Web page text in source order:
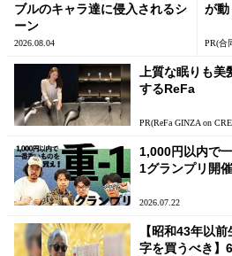
ブルのキャラ達に侵入されるシ
ーン
2026.08.04
が動
PR(合
上質な眠りも
するReFa
PR(ReFa GINZA on
1,000円以内で
1グランプリ開催
2026.07.22
【昭和43年以
字を買うべき】